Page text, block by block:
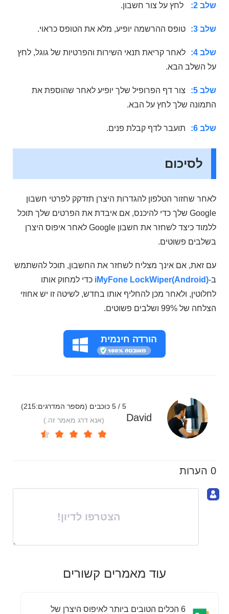
שלב 2: לחץ על צור חשבון.
שלב 3: טופס ההרשמה יופיע, מלא את הטופס כראוי.
שלב 4:
לאחר קריאת תנאי השירות והפרטיות של גוגל, לחץ
על השלב הבא.
שלב 5:
צור דף הפרופיל שלך יופיע לאחר שהוספת את
התמונה שלך לחץ על הבא.
שלב 6: תועבר לדף קבלת פנים.
לסיכום
לאחר שחזור הטלפון להגדרות היצרן תזדקק לפרטי חשבון
Google שלך ​​כדי להיכנס, אם איבדת את הפרטים שלך תוכל
ללמוד כיצד לשחזר את חשבון Google לאחר איפוס היצרן
בשלבים פשוטים.
עם זאת, אם אינך מצליח לשחזר את החשבון, תוכל להשתמש
ב-iMyFone LockWiper(Android) כדי למחוק אותו
לחלוטין, ולאחר מכן להחליף אותו בחדש, לשיטה זו יש אחוזי
הצלחה של 99% ושלבים פשוטים.
הורדה חינמית
David
5 / 5 כוכבים (מספר המדרגים: 215
)
(אנא דרג מאמר זה.)
0 הערות
הצטרפו לדיון!
עוד מאמרים קשורים
6 הכלים הטובים ביותר לאיפוס היצרן של